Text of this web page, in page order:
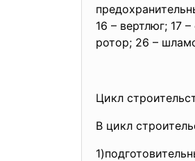
16 – вертлюг; 17
ротор; 26 –
Цикл
В цикл